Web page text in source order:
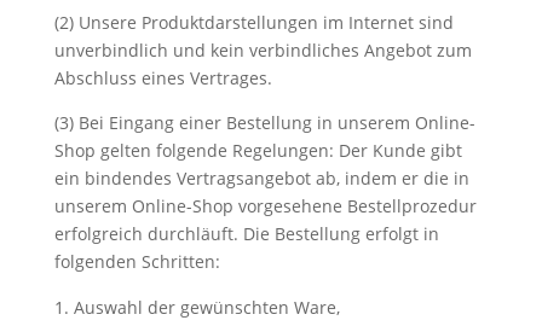
(2) Unsere Produktdarstellungen im Internet sind
unverbindlich und kein verbindliches Angebot zum
Abschluss eines Vertrages.
(3) Bei Eingang einer Bestellung in unserem Online-
Shop gelten folgende Regelungen: Der Kunde gibt
ein bindendes Vertragsangebot ab, indem er die in
unserem Online-Shop vorgesehene Bestellprozedur
erfolgreich durchläuft. Die Bestellung erfolgt in
folgenden Schritten:
Auswahl der gewünschten Ware,